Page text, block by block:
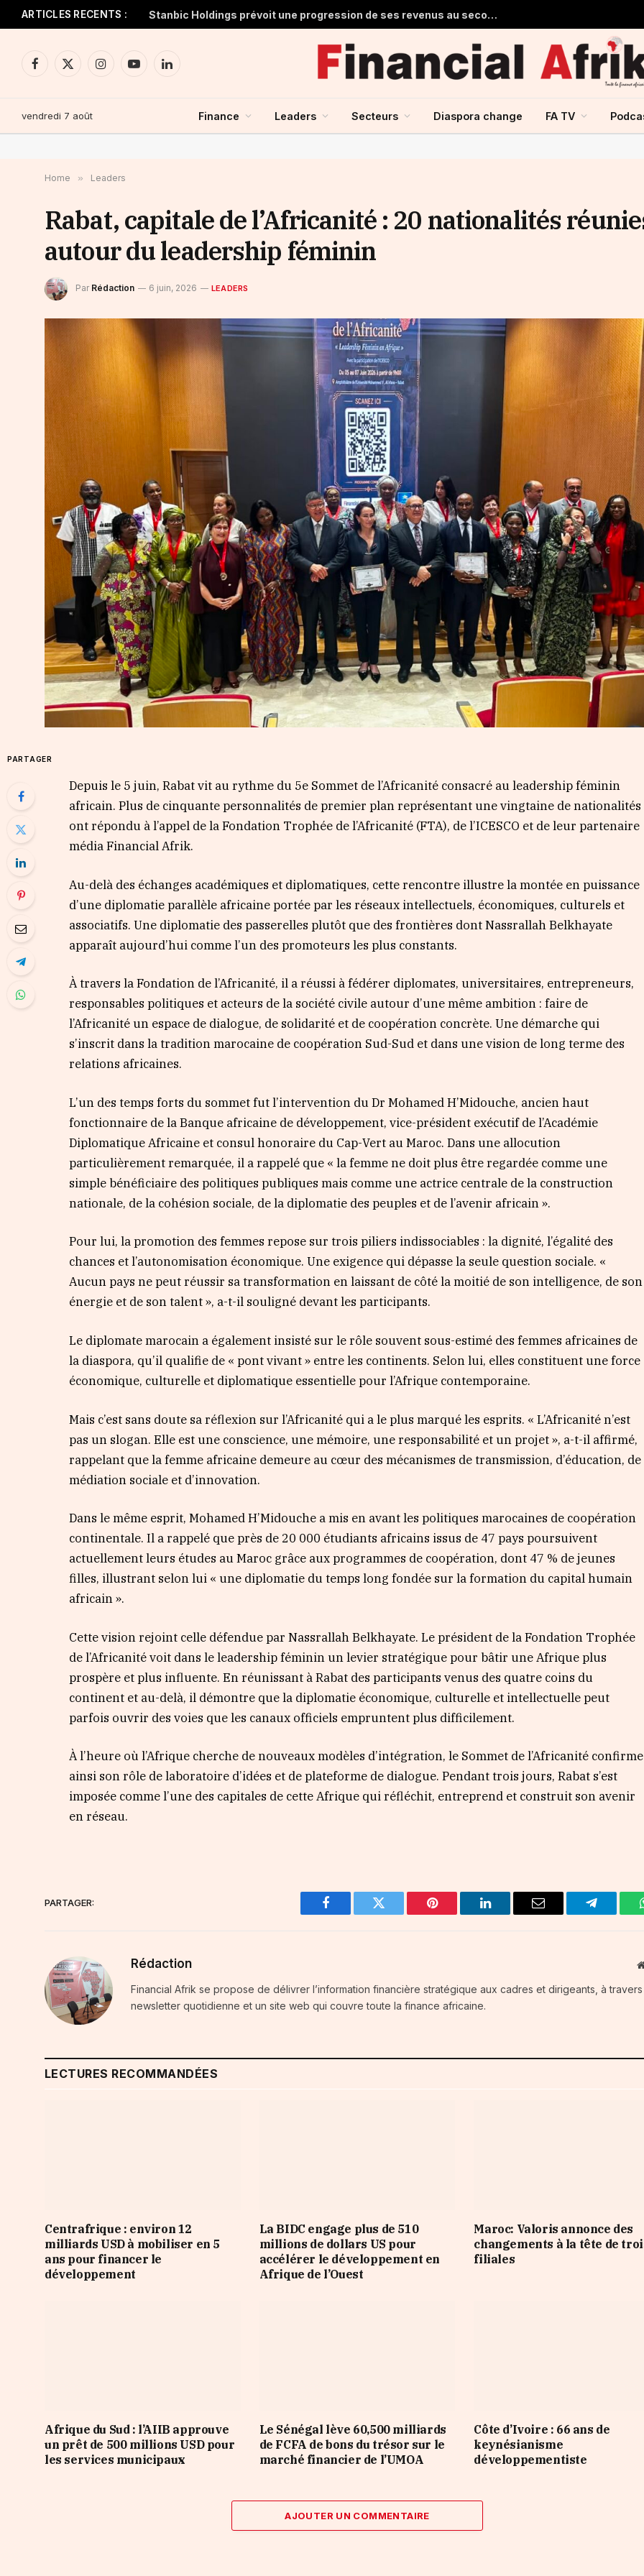
ARTICLES RECENTS : Stanbic Holdings prévoit une progression de ses revenus au second semestre grâce à la reprise du crédit
Facebook
X
InstagramYouTubeLinkedIn
vendredi 7 août Finance Leaders Secteurs Diaspora change FA TV
Home » Leaders
Rabat, capitale de l’Africanité : 20 nationalités
autour du leadership féminin
Par Rédaction 6 juin, 2026 LEADERS
PARTAGER
Depuis le 5 juin, Rabat vit au rythme du 5e Sommet de l’Africanité consacré au leadership féminin
africain. Plus de cinquante personnalités de premier plan représentant une vingtaine de nationalités
ont répondu à l’appel de la Fondation Trophée de l’Africanité (FTA), de l’ICESCO et de leur partenaire
média Financial Afrik.
Au-delà des échanges académiques et diplomatiques, cette rencontre illustre la montée en puissance
d’une diplomatie parallèle africaine portée par les réseaux intellectuels, économiques, culturels et
associatifs. Une diplomatie des passerelles plutôt que des frontières dont Nassrallah Belkhayate
apparaît aujourd’hui comme l’un des promoteurs les plus constants.
À travers la Fondation de l’Africanité, il a réussi à fédérer diplomates, universitaires, entrepreneurs,
responsables politiques et acteurs de la société civile autour d’une même ambition : faire de
l’Africanité un espace de dialogue, de solidarité et de coopération concrète. Une démarche qui
s’inscrit dans la tradition marocaine de coopération Sud-Sud et dans une vision de long terme des
relations africaines.
L’un des temps forts du sommet fut l’intervention du Dr Mohamed H’Midouche, ancien haut
fonctionnaire de la Banque africaine de développement, vice-président exécutif de l’Académie
Diplomatique Africaine et consul honoraire du Cap-Vert au Maroc. Dans une allocution
particulièrement remarquée, il a rappelé que « la femme ne doit plus être regardée comme une
simple bénéficiaire des politiques publiques mais comme une actrice centrale de la construction
nationale, de la cohésion sociale, de la diplomatie des peuples et de l’avenir africain ».
Pour lui, la promotion des femmes repose sur trois piliers indissociables : la dignité, l’égalité des
chances et l’autonomisation économique. Une exigence qui dépasse la seule question sociale. «
Aucun pays ne peut réussir sa transformation en laissant de côté la moitié de son intelligence, de son
énergie et de son talent », a-t-il souligné devant les participants.
Le diplomate marocain a également insisté sur le rôle souvent sous-estimé des femmes africaines de
la diaspora, qu’il qualifie de « pont vivant » entre les continents. Selon lui, elles constituent une force
économique, culturelle et diplomatique essentielle pour l’Afrique contemporaine.
Mais c’est sans doute sa réflexion sur l’Africanité qui a le plus marqué les esprits. « L’Africanité n’est
pas un slogan. Elle est une conscience, une mémoire, une responsabilité et un projet », a-t-il affirmé,
rappelant que la femme africaine demeure au cœur des mécanismes de transmission, d’éducation, de
médiation sociale et d’innovation.
Dans le même esprit, Mohamed H’Midouche a mis en avant les politiques marocaines de coopération
continentale. Il a rappelé que près de 20 000 étudiants africains issus de 47 pays poursuivent
actuellement leurs études au Maroc grâce aux programmes de coopération, dont 47 % de jeunes
filles, illustrant selon lui « une diplomatie du temps long fondée sur la formation du capital humain
africain ».
Cette vision rejoint celle défendue par Nassrallah Belkhayate. Le président de la Fondation Trophée
de l’Africanité voit dans le leadership féminin un levier stratégique pour bâtir une Afrique plus
prospère et plus influente. En réunissant à Rabat des participants venus des quatre coins du
continent et au-delà, il démontre que la diplomatie économique, culturelle et intellectuelle peut
parfois ouvrir des voies que les canaux officiels empruntent plus difficilement.
À l’heure où l’Afrique cherche de nouveaux modèles d’intégration, le Sommet de l’Africanité confirme
ainsi son rôle de laboratoire d’idées et de plateforme de dialogue. Pendant trois jours, Rabat s’est
imposée comme l’une des capitales de cette Afrique qui réfléchit, entreprend et construit son avenir
en réseau.
PARTAGER:
Facebook Twitter Pinterest LinkedIn Email Telegram
Rédaction
Financial Afrik se propose de délivrer l’information financière stratégique aux cadres et dirigeants, à
newsletter quotidienne et un site web qui couvre toute la finance africaine.
LECTURES RECOMMANDÉES
Centrafrique : environ 12
milliards USD à mobiliser en 5
ans pour financer le
développement
La BIDC engage plus de 510
millions de dollars US pour
accélérer le développement en
Afrique de l’Ouest
Maroc: Valoris annonce des
changements à la tête de
filiales
Afrique du Sud : l’AIIB approuve
un prêt de 500 millions USD pour
les services municipaux
Le Sénégal lève 60,500 milliards
de FCFA de bons du trésor sur le
marché financier de l’UMOA
Côte d’Ivoire : 66 ans de
keynésianisme
développementiste
AJOUTER UN COMMENTAIRE